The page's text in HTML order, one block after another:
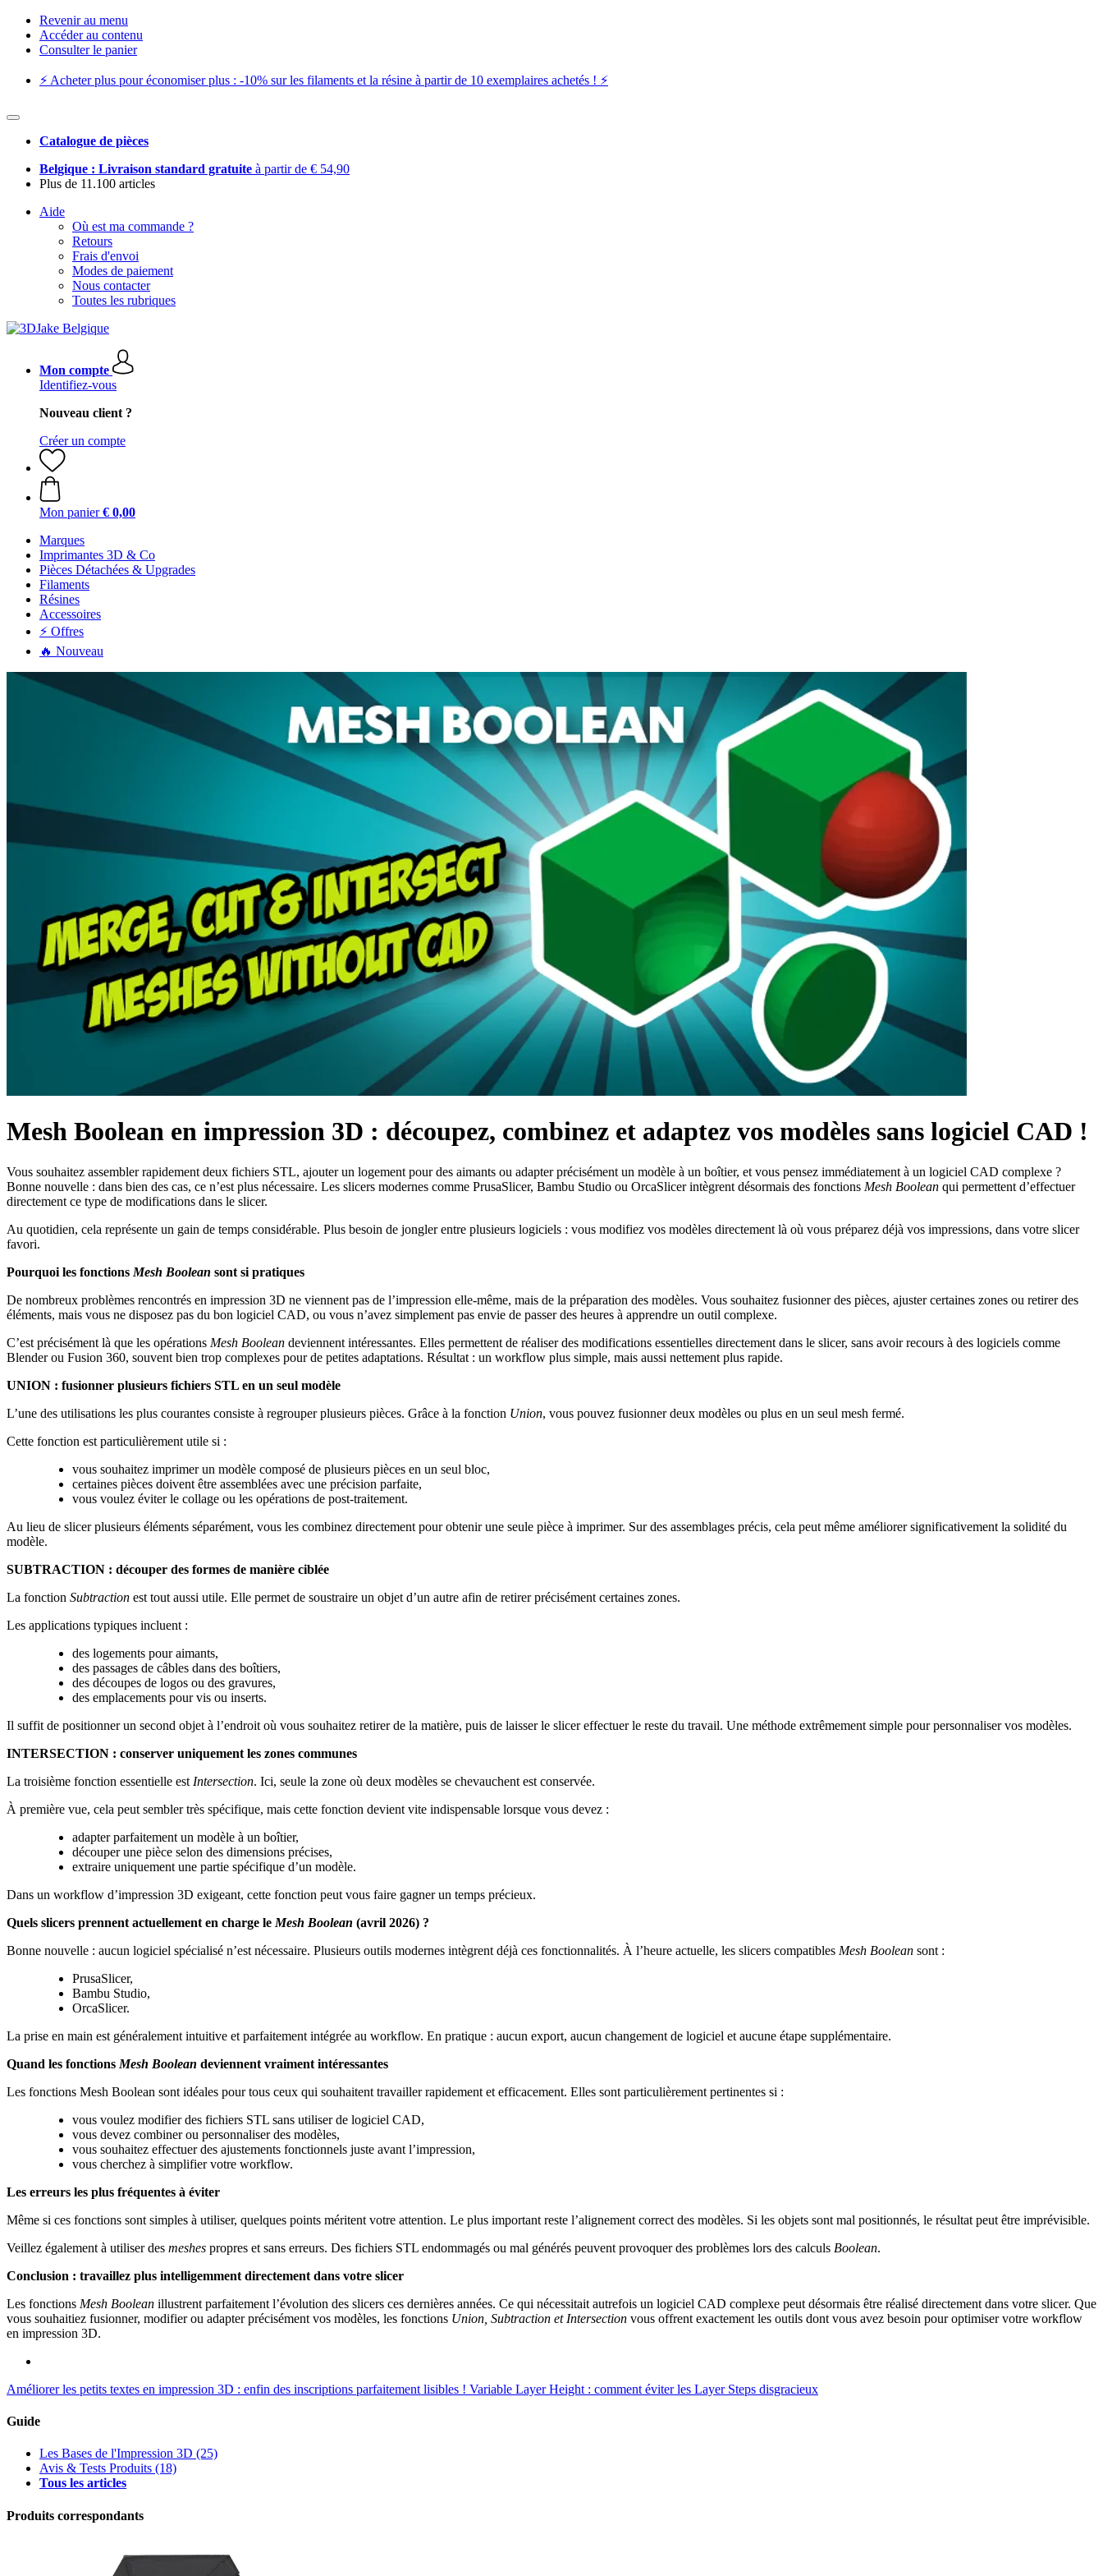
Revenir au menu
Accéder au contenu
Consulter le panier
⚡️ Acheter plus pour économiser plus : -10% sur les filaments et la résine à partir de 10 exemplaires achetés ! ⚡️
Catalogue de pièces
Belgique : Livraison standard gratuite à partir de € 54,90
Plus de 11.100 articles
Aide
Où est ma commande ?
Retours
Frais d'envoi
Modes de paiement
Nous contacter
Toutes les rubriques
Mon compte
Identifiez-vous
Nouveau client ?
Créer un compte
Mon panier € 0,00
Marques
Imprimantes 3D & Co
Pièces Détachées & Upgrades
Filaments
Résines
Accessoires
⚡ Offres
🔥 Nouveau
Mesh Boolean en impression 3D : découpez, combinez et adaptez vos modèles sans logiciel CAD !
Vous souhaitez assembler rapidement deux fichiers STL, ajouter un logement pour des aimants ou adapter précisément un modèle à un boîtier, et vous pensez immédiatement à un logiciel CAD complexe ?
Bonne nouvelle : dans bien des cas, ce n’est plus nécessaire. Les slicers modernes comme PrusaSlicer, Bambu Studio ou OrcaSlicer intègrent désormais des fonctions Mesh Boolean qui permettent d’effectuer
directement ce type de modifications dans le slicer.
Au quotidien, cela représente un gain de temps considérable. Plus besoin de jongler entre plusieurs logiciels : vous modifiez vos modèles directement là où vous préparez déjà vos impressions, dans votre slicer
favori.
Pourquoi les fonctions Mesh Boolean sont si pratiques
De nombreux problèmes rencontrés en impression 3D ne viennent pas de l’impression elle-même, mais de la préparation des modèles. Vous souhaitez fusionner des pièces, ajuster certaines zones ou retirer des
éléments, mais vous ne disposez pas du bon logiciel CAD, ou vous n’avez simplement pas envie de passer des heures à apprendre un outil complexe.
C’est précisément là que les opérations Mesh Boolean deviennent intéressantes. Elles permettent de réaliser des modifications essentielles directement dans le slicer, sans avoir recours à des logiciels comme
Blender ou Fusion 360, souvent bien trop complexes pour de petites adaptations. Résultat : un workflow plus simple, mais aussi nettement plus rapide.
UNION : fusionner plusieurs fichiers STL en un seul modèle
L’une des utilisations les plus courantes consiste à regrouper plusieurs pièces. Grâce à la fonction Union, vous pouvez fusionner deux modèles ou plus en un seul mesh fermé.
Cette fonction est particulièrement utile si :
vous souhaitez imprimer un modèle composé de plusieurs pièces en un seul bloc,
certaines pièces doivent être assemblées avec une précision parfaite,
vous voulez éviter le collage ou les opérations de post-traitement.
Au lieu de slicer plusieurs éléments séparément, vous les combinez directement pour obtenir une seule pièce à imprimer. Sur des assemblages précis, cela peut même améliorer significativement la solidité du
modèle.
SUBTRACTION : découper des formes de manière ciblée
La fonction Subtraction est tout aussi utile. Elle permet de soustraire un objet d’un autre afin de retirer précisément certaines zones.
Les applications typiques incluent :
des logements pour aimants,
des passages de câbles dans des boîtiers,
des découpes de logos ou des gravures,
des emplacements pour vis ou inserts.
Il suffit de positionner un second objet à l’endroit où vous souhaitez retirer de la matière, puis de laisser le slicer effectuer le reste du travail. Une méthode extrêmement simple pour personnaliser vos modèles.
INTERSECTION : conserver uniquement les zones communes
La troisième fonction essentielle est Intersection. Ici, seule la zone où deux modèles se chevauchent est conservée.
À première vue, cela peut sembler très spécifique, mais cette fonction devient vite indispensable lorsque vous devez :
adapter parfaitement un modèle à un boîtier,
découper une pièce selon des dimensions précises,
extraire uniquement une partie spécifique d’un modèle.
Dans un workflow d’impression 3D exigeant, cette fonction peut vous faire gagner un temps précieux.
Quels slicers prennent actuellement en charge le Mesh Boolean (avril 2026) ?
Bonne nouvelle : aucun logiciel spécialisé n’est nécessaire. Plusieurs outils modernes intègrent déjà ces fonctionnalités. À l’heure actuelle, les slicers compatibles Mesh Boolean sont :
PrusaSlicer,
Bambu Studio,
OrcaSlicer.
La prise en main est généralement intuitive et parfaitement intégrée au workflow. En pratique : aucun export, aucun changement de logiciel et aucune étape supplémentaire.
Quand les fonctions Mesh Boolean deviennent vraiment intéressantes
Les fonctions Mesh Boolean sont idéales pour tous ceux qui souhaitent travailler rapidement et efficacement. Elles sont particulièrement pertinentes si :
vous voulez modifier des fichiers STL sans utiliser de logiciel CAD,
vous devez combiner ou personnaliser des modèles,
vous souhaitez effectuer des ajustements fonctionnels juste avant l’impression,
vous cherchez à simplifier votre workflow.
Les erreurs les plus fréquentes à éviter
Même si ces fonctions sont simples à utiliser, quelques points méritent votre attention. Le plus important reste l’alignement correct des modèles. Si les objets sont mal positionnés, le résultat peut être imprévisible.
Veillez également à utiliser des meshes propres et sans erreurs. Des fichiers STL endommagés ou mal générés peuvent provoquer des problèmes lors des calculs Boolean.
Conclusion : travaillez plus intelligemment directement dans votre slicer
Les fonctions Mesh Boolean illustrent parfaitement l’évolution des slicers ces dernières années. Ce qui nécessitait autrefois un logiciel CAD complexe peut désormais être réalisé directement dans votre slicer. Que
vous souhaitiez fusionner, modifier ou adapter précisément vos modèles, les fonctions Union, Subtraction et Intersection vous offrent exactement les outils dont vous avez besoin pour optimiser votre workflow
en impression 3D.
Améliorer les petits textes en impression 3D : enfin des inscriptions parfaitement lisibles ! Variable Layer Height : comment éviter les Layer Steps disgracieux
Guide
Les Bases de l'Impression 3D (25)
Avis & Tests Produits (18)
Tous les articles
Produits correspondants